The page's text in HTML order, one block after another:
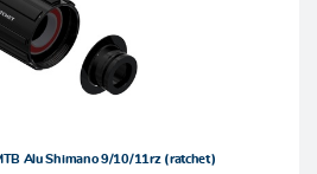
Alu Shimano 9/10/11rz (ratchet)